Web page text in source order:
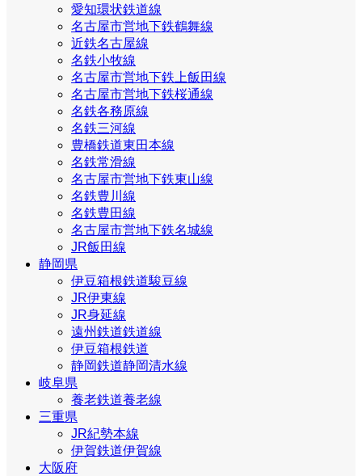
愛知環状鉄道線
名古屋市営地下鉄鶴舞線
近鉄名古屋線
名鉄小牧線
名古屋市営地下鉄上飯田線
名古屋市営地下鉄桜通線
名鉄各務原線
名鉄三河線
豊橋鉄道東田本線
名鉄常滑線
名古屋市営地下鉄東山線
名鉄豊川線
名鉄豊田線
名古屋市営地下鉄名城線
JR飯田線
静岡県
伊豆箱根鉄道駿豆線
JR伊東線
JR身延線
遠州鉄道鉄道線
伊豆箱根鉄道
静岡鉄道静岡清水線
岐阜県
養老鉄道養老線
三重県
JR紀勢本線
伊賀鉄道伊賀線
大阪府